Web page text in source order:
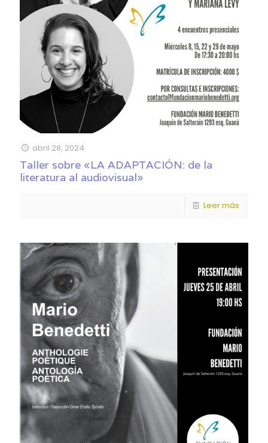
abril 28, 2024
Taller sobre «LA ADAPTACIÓN: de la
literatura al audiovisual»
Leer más